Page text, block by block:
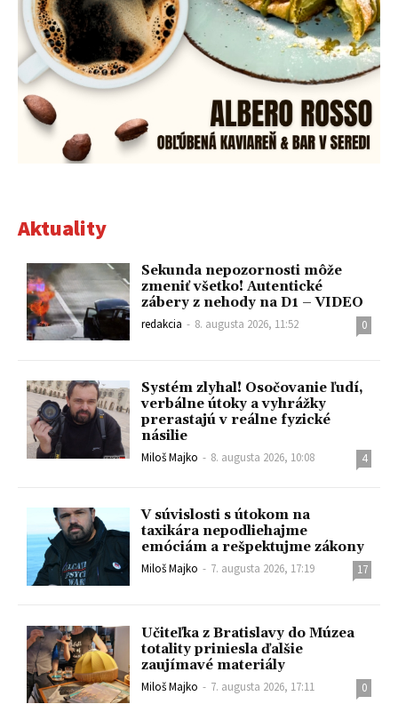
Aktuality
Sekunda nepozornosti môže
zmeniť všetko! Autentické
zábery z nehody na D1 – VIDEO
redakcia - 8. augusta 2026, 11:52 0
Systém zlyhal! Osočovanie ľudí,
verbálne útoky a vyhrážky
prerastajú v reálne fyzické
násilie
Miloš Majko - 8. augusta 2026, 10:08 4
V súvislosti s útokom na
taxikára nepodliehajme
emóciám a rešpektujme zákony
Miloš Majko - 7. augusta 2026, 17:19 17
Učiteľka z Bratislavy do Múzea
totality priniesla ďalšie
zaujímavé materiály
Miloš Majko - 7. augusta 2026, 17:11 0